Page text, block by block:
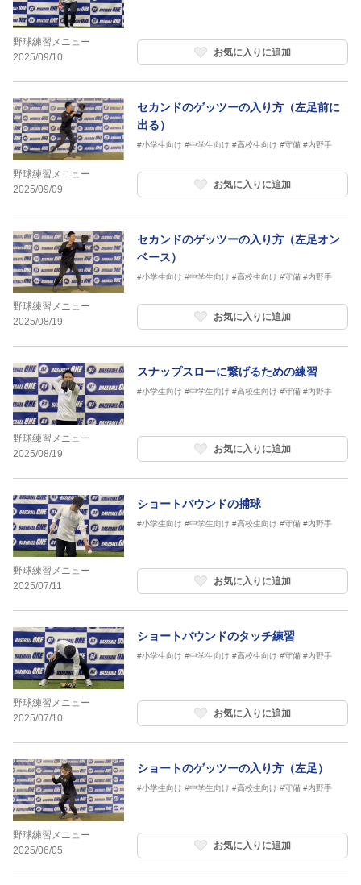
野球練習メニュー
2025/09/10
お気に入りに追加
野球練習メニュー
2025/09/09
セカンドのゲッツーの入り方（左足前に
出る）
#小学生向け #中学生向け #高校生向け #守備 #内野手
お気に入りに追加
野球練習メニュー
2025/08/19
セカンドのゲッツーの入り方（左足オン
ベース）
#小学生向け #中学生向け #高校生向け #守備 #内野手
お気に入りに追加
野球練習メニュー
2025/08/19
スナップスローに繋げるための練習
#小学生向け #中学生向け #高校生向け #守備 #内野手
お気に入りに追加
野球練習メニュー
2025/07/11
ショートバウンドの捕球
#小学生向け #中学生向け #高校生向け #守備 #内野手
お気に入りに追加
野球練習メニュー
2025/07/10
ショートバウンドのタッチ練習
#小学生向け #中学生向け #高校生向け #守備 #内野手
お気に入りに追加
野球練習メニュー
2025/06/05
ショートのゲッツーの入り方（左足）
#小学生向け #中学生向け #高校生向け #守備 #内野手
お気に入りに追加